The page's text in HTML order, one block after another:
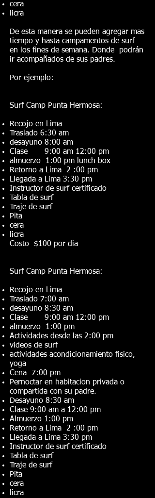
cera
licra
De esta manera se pueden agregar mas
tiempo y hasta campamentos de surf
en los fines de semana. Donde podrán
ir acompañados de sus padres.
Por ejemplo:
Surf Camp Punta Hermosa:
Recojo en Lima
Traslado 6:30 am
desayuno 8:00 am
Clase 9:00 am 12:00 pm
almuerzo 1:00 pm lunch box
Retorno a Lima 2 :00 pm
Llegada a Lima 3:30 pm
Instructor de surf certificado
Tabla de surf
Traje de surf
Pita
cera
licra
Costo $100 por dia
Surf Camp Punta Hermosa:
Recojo en Lima
Traslado 7:00 am
desayuno 8:30 am
Clase 9:00 am 12:00 pm
almuerzo 1:00 pm
Actividades desde las 2:00 pm
videos de surf
actividades acondicionamiento fisico,
yoga
Cena 7:00 pm
Pernoctar en habitacion privada o
compartida con su padre.
Desayuno 8:30 am
Clase 9:00 am a 12:00 pm
Almuerzo 1:00 pm
Retorno a Lima 2 :00 pm
Llegada a Lima 3:30 pm
Instructor de surf certificado
Tabla de surf
Traje de surf
Pita
cera
licra